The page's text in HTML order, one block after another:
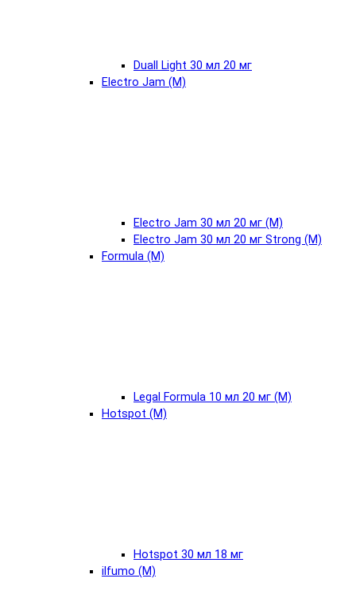
Duall Light 30 мл 20 мг
Electro Jam (М)
Electro Jam 30 мл 20 мг (М)
Electro Jam 30 мл 20 мг Strong (М)
Formula (М)
Legal Formula 10 мл 20 мг (М)
Hotspot (М)
Hotspot 30 мл 18 мг
ilfumo (М)